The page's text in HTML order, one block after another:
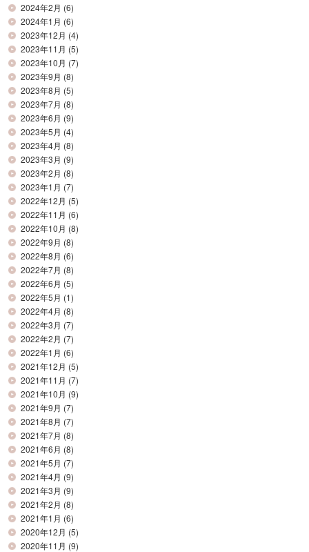
2024年2月 (6)
2024年1月 (6)
2023年12月 (4)
2023年11月 (5)
2023年10月 (7)
2023年9月 (8)
2023年8月 (5)
2023年7月 (8)
2023年6月 (9)
2023年5月 (4)
2023年4月 (8)
2023年3月 (9)
2023年2月 (8)
2023年1月 (7)
2022年12月 (5)
2022年11月 (6)
2022年10月 (8)
2022年9月 (8)
2022年8月 (6)
2022年7月 (8)
2022年6月 (5)
2022年5月 (1)
2022年4月 (8)
2022年3月 (7)
2022年2月 (7)
2022年1月 (6)
2021年12月 (5)
2021年11月 (7)
2021年10月 (9)
2021年9月 (7)
2021年8月 (7)
2021年7月 (8)
2021年6月 (8)
2021年5月 (7)
2021年4月 (9)
2021年3月 (9)
2021年2月 (8)
2021年1月 (6)
2020年12月 (5)
2020年11月 (9)